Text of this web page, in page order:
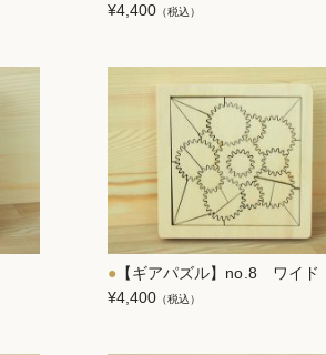
¥4,400 （税込）
【ギアパズル】no.8 ワイド
¥4,400 （税込）